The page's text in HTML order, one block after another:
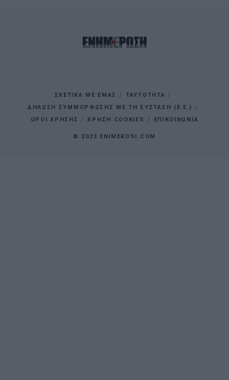
ΣΧΕΤΙΚΑ ΜΕ ΕΜΑΣ
ΤΑΥΤΟΤΗΤΑ
ΔΗΛΩΣΗ ΣΥΜΜΟΡΦΩΣΗΣ ΜΕ ΤΗ ΣΥΣΤΑΣΗ (Ε.Ε.)
ΌΡΟΙ ΧΡΗΣΗΣ
ΧΡΗΣΗ COOKIES ΕΠΙΚΟΙΝΩΝΙΑ
© 2023 ENIMEROSI.COM